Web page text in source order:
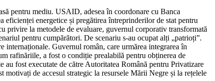
pentru mediu. USAID, adesea în coordonare cu Banca
energetice și pregătirea întreprinderilor de stat pentru
privire la metodele de evaluare, guvernul corporativ transformată
pentru cumpărători. De scenariu s-au ocupat alți „patrioți”.
Guvernul român, care urmărea integrarea în
rafinăriile, a fost o condiție prealabilă pentru obținerea de
fost executate de către Autoritatea Română pentru Privatizare
de accesul strategic la resursele Mării Negre și la rețelele